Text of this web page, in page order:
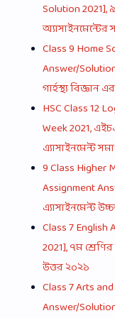
Solution 2021],
অ্যাসাইনমেন্টের
Class 9 Home
Answer/Solution
গার্হস্থ্য বিজ্ঞান
HSC Class 12
Week 2021,
এ্যাসাইনমেন্ট
9 Class Higher
Assignment
এ্যাসাইনমেন্ট
Class 7 English
2021], ৭ম
উত্তর ২০২১
Class 7 Arts
Answer/